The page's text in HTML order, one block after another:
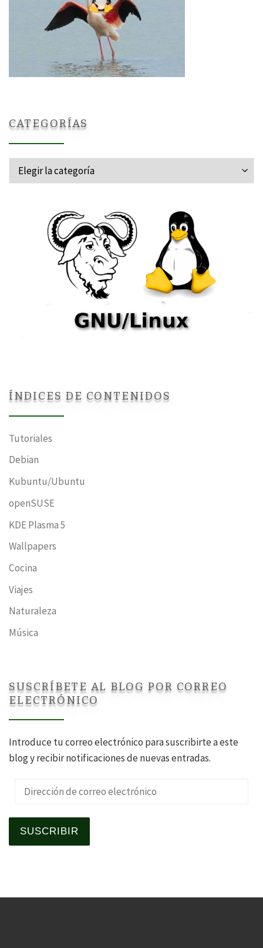
CATEGORÍAS
Categorías
ÍNDICES DE CONTENIDOS
Tutoriales
Debian
Kubuntu/Ubuntu
openSUSE
KDE Plasma 5
Wallpapers
Cocina
Viajes
Naturaleza
Música
SUSCRÍBETE AL BLOG POR CORREO
ELECTRÓNICO
Introduce tu correo electrónico para suscribirte a este
blog y recibir notificaciones de nuevas entradas.
Dirección de correo electrónico
SUSCRIBIR